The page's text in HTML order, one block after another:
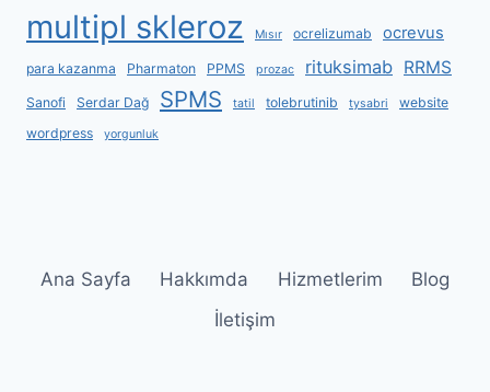
multipl skleroz Mısır ocrelizumab ocrevus
para kazanma Pharmaton PPMS prozac rituksimab RRMS
Sanofi Serdar Dağ SPMS tatil tolebrutinib tysabri
website
wordpress
yorgunluk
Ana Sayfa Hakkımda Hizmetlerim
Blog
İletişim